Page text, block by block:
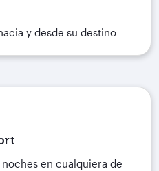
y desde su destino
en cualquiera de